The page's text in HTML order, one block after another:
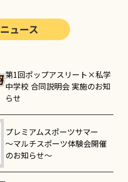
ニュース
第1回ポップアスリート×私学
中学校 合同説明会 実施のお知
らせ
プレミアムスポーツサマー
～マルチスポーツ体験会開催
のお知らせ～